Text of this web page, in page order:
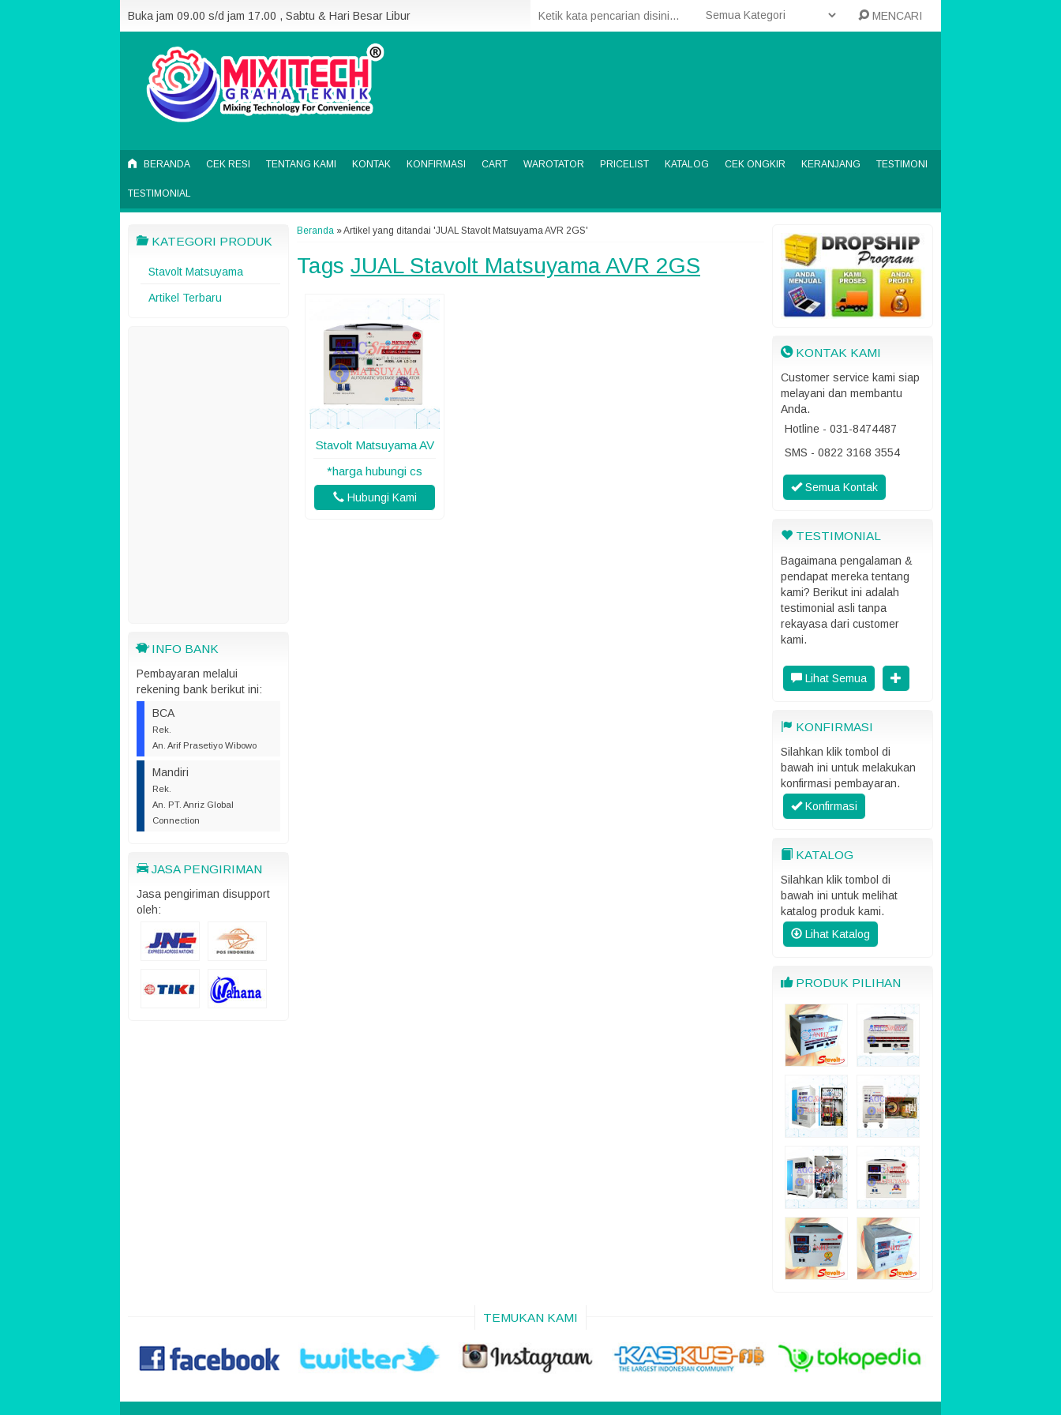
Buka jam 09.00 s/d jam 17.00 , Sabtu & Hari Besar Libur MENCARI
BERANDA CEK RESI TENTANG KAMI KONTAK KONFIRMASI CART WAROTATOR PRICELIST KATALOG CEK ONGKIR KERANJANG TESTIMONI
TESTIMONIAL
KATEGORI PRODUK
Stavolt Matsuyama
Artikel Terbaru
INFO BANK
Pembayaran melalui
rekening bank berikut ini:
BCA
Rek.
An. Arif Prasetiyo Wibowo
Mandiri
Rek.
An. PT. Anriz Global
Connection
JASA PENGIRIMAN
Jasa pengiriman disupport
oleh:
Beranda »Artikel yang ditandai 'JUAL Stavolt Matsuyama AVR 2GS'
Tags JUAL Stavolt Matsuyama AVR 2GS
Stavolt Matsuyama AV
*harga hubungi cs
Hubungi Kami
KONTAK KAMI
Customer service kami siap
melayani dan membantu
Anda.
Hotline - 031-8474487
SMS - 0822 3168 3554
Semua Kontak
TESTIMONIAL
Bagaimana pengalaman &
pendapat mereka tentang
kami? Berikut ini adalah
testimonial asli tanpa
rekayasa dari customer
kami.
Lihat Semua
KONFIRMASI
Silahkan klik tombol di
bawah ini untuk melakukan
konfirmasi pembayaran.
Konfirmasi
KATALOG
Silahkan klik tombol di
bawah ini untuk melihat
katalog produk kami.
Lihat Katalog
PRODUK PILIHAN
TEMUKAN KAMI